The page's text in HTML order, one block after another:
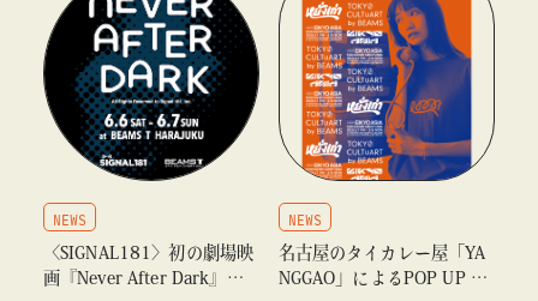
NEWS
〈SIGNAL181〉初の劇場映
画『Never After Dark』の
NEWS
名古屋のタイカレー屋「YA
NGGAO」によるPOP UP ST